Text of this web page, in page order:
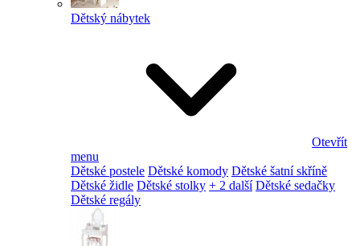
Dětský nábytek
Otevřít
menu
Dětské postele Dětské komody Dětské šatní skříně
Dětské židle Dětské stolky + 2 další Dětské sedačky
Dětské regály